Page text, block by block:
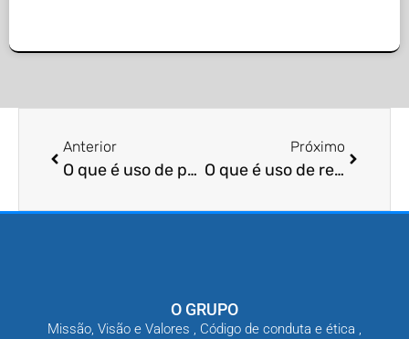
Anterior
O que é uso de pesticidas orgânicos
Próximo
O que é uso de repelentes ultrassônicos
O GRUPO
Missão, Visão e Valores , Código de conduta e ética ,